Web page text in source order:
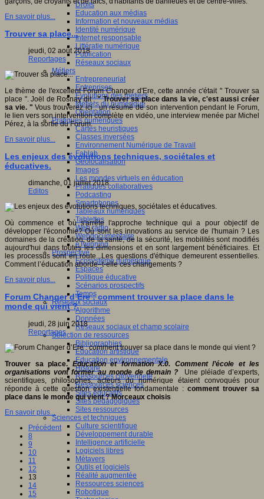
Droits
Education aux médias
Information et nouveaux médias
Identité numérique
Internet responsable
Littératie numérique
Publication
Réseaux sociaux
Métiers
Entrepreneuriat
Entreprises
Evolutions des métiers
Métiers du numérique
Orientation
Pratiques numériques
Cartes heuristiques
Classes inversées
Environnement Numérique de Travail
Fablab
Géolocalisation
Images
Les mondes virtuels en éducation
Pratiques collaboratives
Podcasting
Smartphones
Tableaux numériques
Tablettes
Web radio
Webdocumentaire
eTwinning
Prospective
Ecosystème numérique
Espaces
Politique éducative
Scénarios prospectifs
Temps
Réseaux sociaux
Algorithme
Données
Réseaux sociaux et champ scolaire
Sélection de ressources
Bibliographies
Education artistique
Education environnementale
Histoire
Ressources citoyenneté
Ressources sciences
Sites éducatifs
Sites pédagogiques
Sites ressources
Sciences et techniques
Culture scientifique
Développement durable
Intelligence artificielle
Logiciels libres
Métavers
Outils et logiciels
Réalité augmentée
Ressources sciences
Robotique
En savoir plus...
Trouver sa place...
jeudi, 02 août 2018
Reportages
Le thème de l'excellent Forum Changer d'Ere, cette année c'était " Trouver sa
place ". Joël de Rosnay dit :" Trouver sa place dans la vie, c'est aussi créer
sa vie. "Vous trouverez ici : un résumé de son intervention pendant le Forum,
le lien vers son intervention complète en vidéo, une interview menée par Michel
Pérez, à la sortie du Forum.
En savoir plus...
Les enjeux des évolutions techniques, sociétales et
éducatives.
dimanche, 01 juillet 2018
Editos
Où commence et où s'arrête l'approche technique qui a pour objectif de
développer l'économie? Où sont les innovations au service de l'humain ? Les
domaines de la création, de la santé, de la sécurité, les mobilités sont modifiés
aujourd'hui dans toutes les dimensions et en sont largement bénéficiaires. Et
les processus sont en route...Les questions d'éthique demeurent essentielles.
Comment l’éducation aborde–t-elle ces changements ?
En savoir plus...
Forum Changer d’Ere : comment trouver sa place dans le
monde qui vient ?
jeudi, 28 juin 2018
Reportages
Trouver sa place. Education et formation X.0. Comment l’école et les
organisations vont former au monde de demain ? Une pléiade d’experts,
scientifiques, philosophes, acteurs du numérique étaient convoqués pour
réponde à cette question existentielle fondamentale :comment trouver sa
place dans le monde qui vient ? Morceaux choisis
En savoir plus...
Précédent
8
9
10
11
12
13
14
15